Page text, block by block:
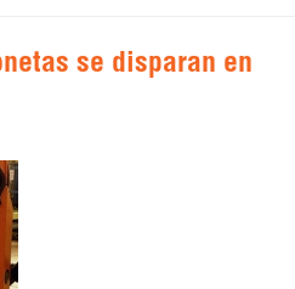
se disparan en